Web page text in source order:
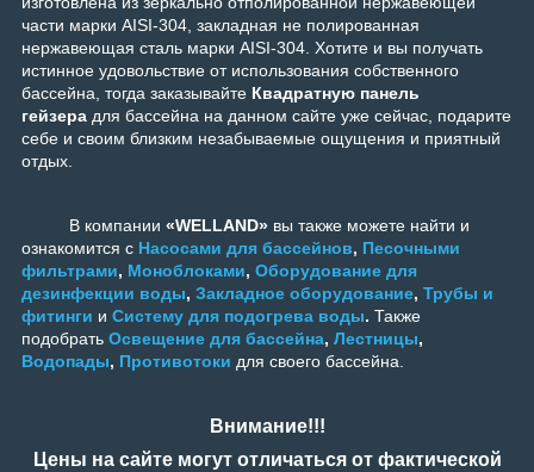
части марки AISI-304, закладная не полированная
нержавеющая сталь марки AISI-304. Хотите и вы получать
истинное удовольствие от использования собственного
бассейна, тогда заказывайте Квадратную панель
гейзера для бассейна на данном сайте уже сейчас, подарите
себе и своим близким незабываемые ощущения и приятный
отдых.
В компании «WELLAND» вы также можете найти и
ознакомится с Насосами для бассейнов, Песочными
фильтрами, Моноблоками, Оборудование для
дезинфекции воды, Закладное оборудование, Трубы и
фитинги и Систему для подогрева воды. Также
подобрать Освещение для бассейна, Лестницы,
Водопады, Противотоки для своего бассейна.
Внимание!!!
Цены на сайте могут отличаться от фактической